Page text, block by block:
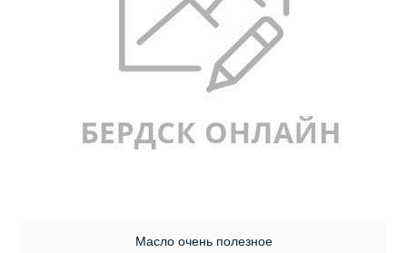
Масло очень полезное